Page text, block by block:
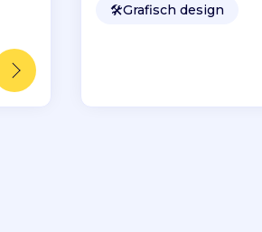
🛠️Grafisch design